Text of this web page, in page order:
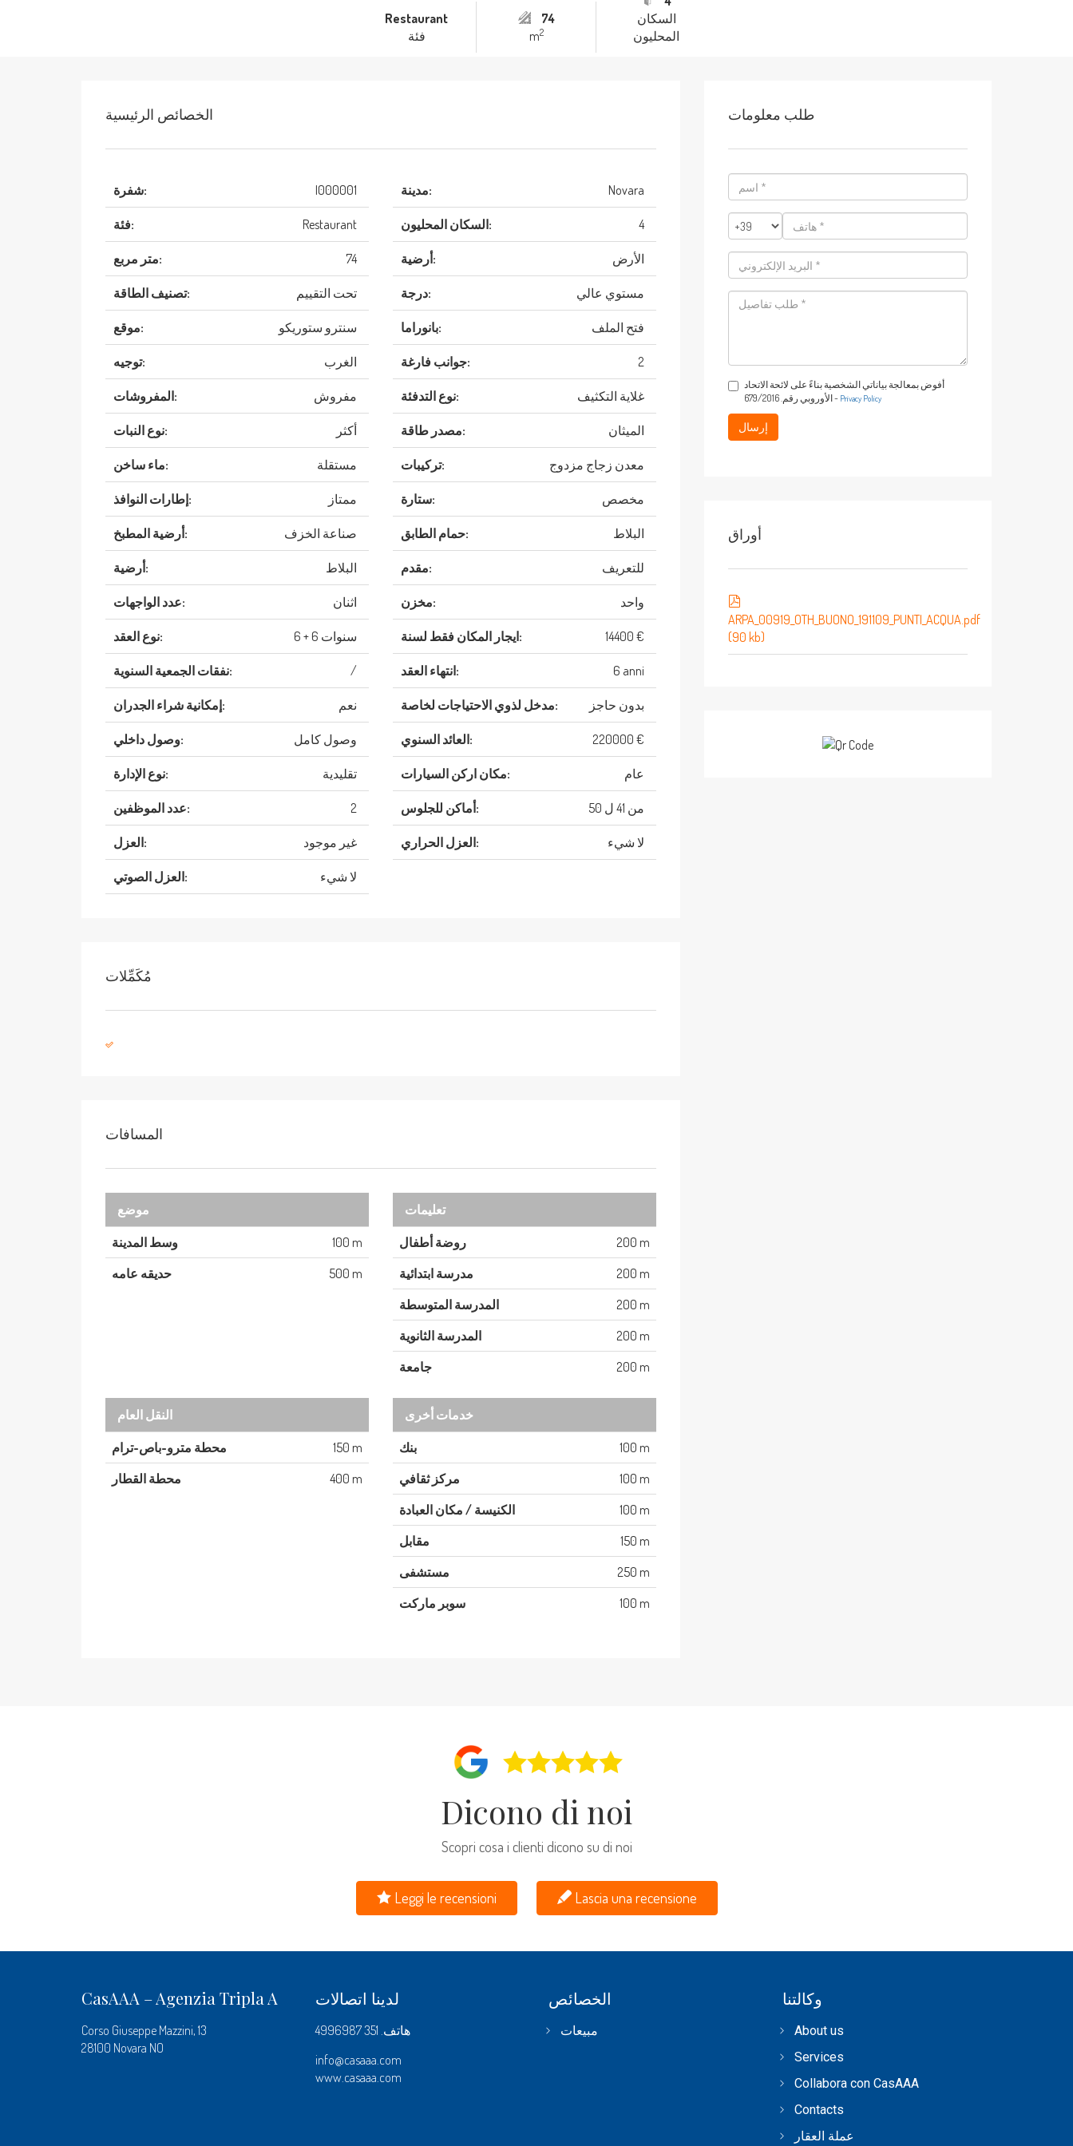
Restaurant
فئة
74
m2
السكان
المحليون
الخصائص الرئيسية
شفرة: I000001 مدينة: Novara
فئة: Restaurant السكان المحليون: 4
متر مربع: 74 أرضية: الأرض
تصنيف الطاقة: تحت التقييم درجة: مستوي عالي
موقع: سنترو ستوريكو بانوراما: فتح الملف
توجيه: الغرب جوانب فارغة: 2
المفروشات: مفروش نوع التدفئة: غلاية التكثيف
نوع النبات: أكثر مصدر طاقة: الميثان
ماء ساخن: مستقلة تركيبات: معدن زجاج مزدوج
إطارات النوافذ: ممتاز ستارة: مخصص
أرضية المطبخ: صناعة الخزف حمام الطابق: البلاط
أرضية: البلاط مقدم: للتعريف
عدد الواجهات: اثنان مخزن: واحد
نوع العقد: 6 + 6 سنوات ايجار المكان فقط لسنة: 14400 €
نفقات الجمعية السنوية: / انتهاء العقد: 6 anni
إمكانية شراء الجدران: نعم مدخل لذوي الاحتياجات لخاصة: بدون حاجز
وصول داخلي: وصول كامل العائد السنوي: 220000 €
نوع الإدارة: تقليدية مكان اركن السيارات: عام
عدد الموظفين: 2 أماكن للجلوس: من 41 ل 50
العزل: غير موجود العزل الحراري: لا شيء
العزل الصوتي: لا شيء
مُكَمِّلات
المسافات
موضع
وسط المدينة
100 m
حديقه عامه
500 m
تعليمات
روضة أطفال
200 m
مدرسة ابتدائية
200 m
المدرسة المتوسطة
200 m
المدرسة الثانوية
200 m
جامعة
200 m
النقل العام
محطة مترو-باص-ترام
150 m
محطة القطار
400 m
خدمات أخرى
بنك
100 m
مركز ثقافي
100 m
الكنيسة / مكان العبادة
100 m
مقابل
150 m
مستشفى
250 m
سوبر ماركت
100 m
طلب معلومات
*
هاتف
*
الإلكتروني
*طلب
أفوض بمعالجة بياناتي الشخصية بناءً على لائحة الاتحاد
الأوروبي رقم. 679/2016 - Privacy Policy
إرسال
أوراق
ARPA_00919_OTH_BUONO_191109_PUNTI_ACQUA.pdf
(90 kb)
Dicono di noi
Scopri cosa i clienti dicono su di noi
Leggi le recensioni Lascia una recensione
CasAAA – Agenzia Tripla A
Corso Giuseppe Mazzini, 13
28100 Novara NO
لدينا اتصالات
هاتف. 351 4996987
info@casaaa.com
www.casaaa.com
الخصائص
مبيعات
وكالتنا
About us
Services
Collabora con CasAAA
Contacts
عملة العقار